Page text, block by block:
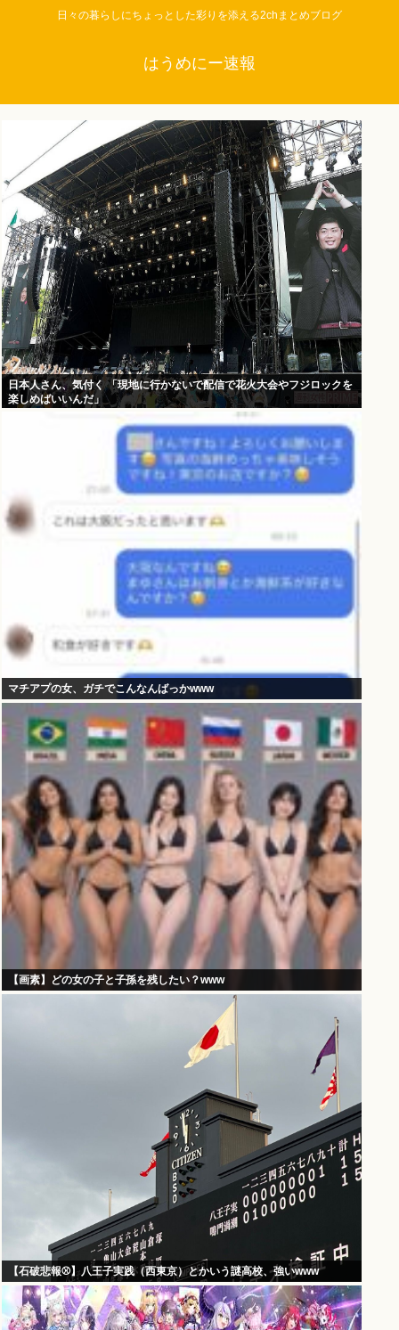
日々の暮らしにちょっとした彩りを添える2chまとめブログ
はうめにー速報
日本人さん、気付く 「現地に行かないで配信で花火大会やフジロックを
楽しめばいいんだ」
マチアプの女、ガチでこんなんばっかwww
【画素】どの女の子と子孫を残したい？www
【石破悲報⚾】八王子実践（西東京）とかいう謎高校、強いwww